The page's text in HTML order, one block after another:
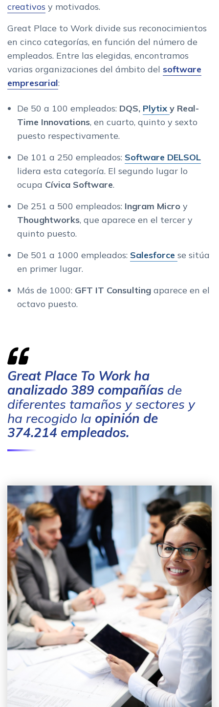
creativos y motivados.
Great Place to Work divide sus reconocimientos
en cinco categorías, en función del número de
empleados. Entre las elegidas, encontramos
varias organizaciones del ámbito del software
empresarial:
De 50 a 100 empleados: DQS, Plytix y Real-
Time Innovations, en cuarto, quinto y sexto
puesto respectivamente.
De 101 a 250 empleados: Software DELSOL
lidera esta categoría. El segundo lugar lo
ocupa Cívica Software.
De 251 a 500 empleados: Ingram Micro y
Thoughtworks, que aparece en el tercer y
quinto puesto.
De 501 a 1000 empleados: Salesforce se sitúa
en primer lugar.
Más de 1000: GFT IT Consulting aparece en el
octavo puesto.
Great Place To Work ha
analizado 389 compañías de
diferentes tamaños y sectores y
ha recogido la opinión de
374.214 empleados.